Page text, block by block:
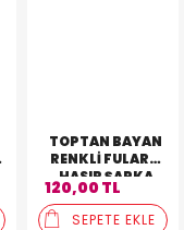
TOPTAN BAYAN
RENKLI FULARLI
HASIR ŞAPKA
120,00 TL
SEPETE EKLE